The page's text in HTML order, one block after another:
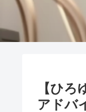
【ひ
アドバ